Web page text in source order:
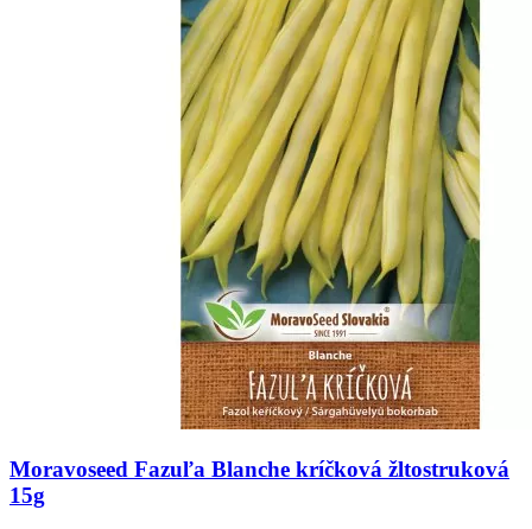
Moravoseed Fazuľa Blanche kríčková žltostruková
15g